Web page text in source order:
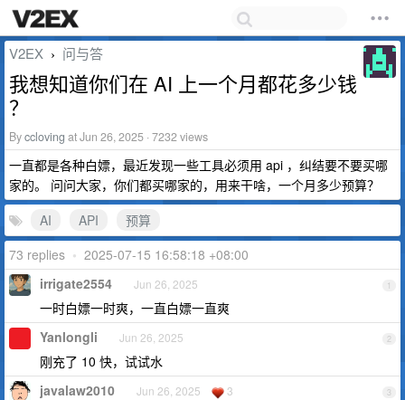
V2EX › 问与答
我想知道你们在 AI 上一个月都花多少钱
？
Byccloving at Jun 26, 2025 · 7232 views
一直都是各种白嫖，最近发现一些工具必须用 api ，纠结要不要买哪
家的。 问问大家，你们都买哪家的，用来干啥，一个月多少预算？
AI
API
预算
73 replies • 2025-07-15 16:58:18 +08:00
1
irrigate2554 Jun 26, 2025
一时白嫖一时爽，一直白嫖一直爽
2
Yanlongli Jun 26, 2025
刚充了 10 快，试试水
3
javalaw2010 Jun 26, 2025 3